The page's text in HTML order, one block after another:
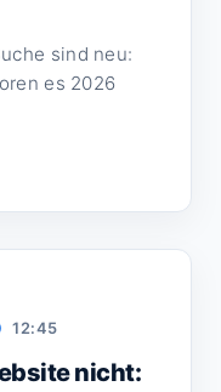
sind neu:
es 2026
12:45
nicht: